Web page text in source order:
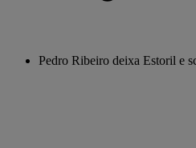
Pedro Ribeiro deixa Estoril e